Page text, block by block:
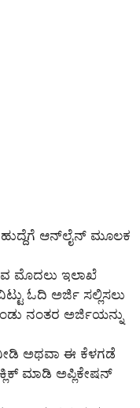
ಆನ್‌ಲೈನ್‌ ಮೂಲಕ
ಮೊದಲು ಇಲಾಖೆ
ಓದಿ ಅರ್ಜಿ ಸಲ್ಲಿಸಲು
ನಂತರ ಅರ್ಜಿಯನ್ನು
ಅಥವಾ ಈ ಕೆಳಗಡೆ
ಮಾಡಿ ಅಪ್ಲಿಕೇಷನ್